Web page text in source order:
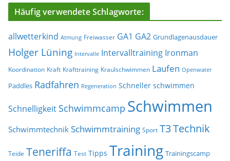
Häufig verwendete Schlagworte:
allwetterkind Atmung Freiwasser GA1 GA2 Grundlagenausdauer
Holger Lüning Intervalle Intervalltraining Ironman
Koordination Kraft Krafttraining Kraulschwimmen Laufen Openwater
Paddles Radfahren Regeneration Schneller schwimmen
Schnelligkeit Schwimmcamp Schwimmen
Schwimmtechnik Schwimmtraining Sport T3Technik
Teide Teneriffa Test Tipps Training Trainingscamp